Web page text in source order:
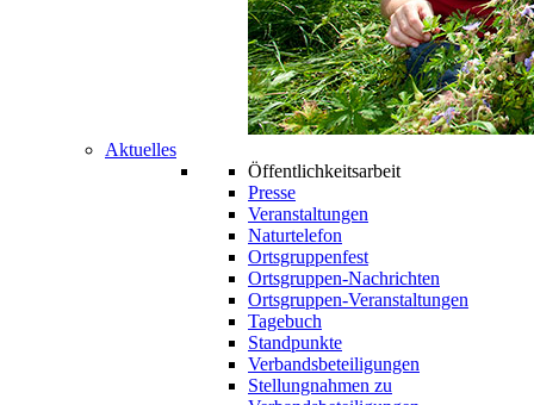
Aktuelles
Öffentlichkeitsarbeit
Presse
Veranstaltungen
Naturtelefon
Ortsgruppenfest
Ortsgruppen-Nachrichten
Ortsgruppen-Veranstaltungen
Tagebuch
Standpunkte
Verbandsbeteiligungen
Stellungnahmen zu